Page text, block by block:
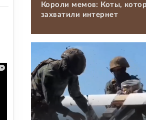
Короли мемов: Коты,
захватили интернет